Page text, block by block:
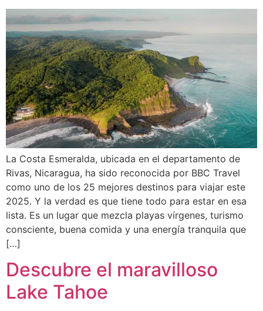
La Costa Esmeralda, ubicada en el departamento de
Rivas, Nicaragua, ha sido reconocida por BBC Travel
como uno de los 25 mejores destinos para viajar este
2025. Y la verdad es que tiene todo para estar en esa
lista. Es un lugar que mezcla playas vírgenes, turismo
consciente, buena comida y una energía tranquila que
[…]
Descubre el maravilloso
Lake Tahoe